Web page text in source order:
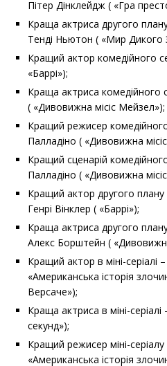
Пітер Дінклейдж ( «Гра
Краща актриса другого
Тенді Ньютон ( «Мир Дикого
Кращий актор комедійного
«Баррі»);
Краща актриса комедійного
( «Дивовижна місіс Мейзел»);
Кращий режисер
Палладіно ( «Дивовижна
Кращий сценарій
Палладіно ( «Дивовижна
Кращий актор другого плану
Генрі Вінклер ( «Баррі»);
Краща актриса другого
Алекс Борштейн (
Кращий актор в міні-серіалі
«Американська історія
Версаче»);
Краща актриса в міні-
секунд»);
Кращий режисер міні-
«Американська історія